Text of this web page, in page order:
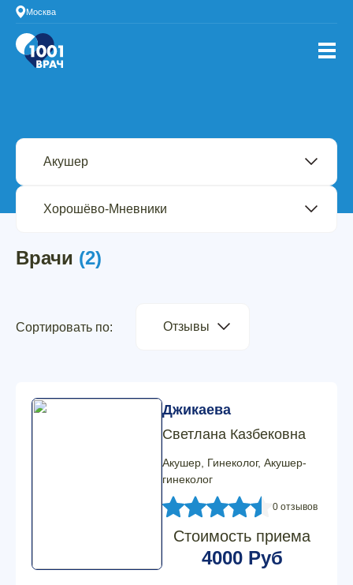
Москва
Врачи (2)
Сортировать по: Отзывы
Джикаева
Светлана Казбековна
Акушер, Гинеколог, Акушер-
гинеколог
0 отзывов
Стоимость приема
4000 Руб